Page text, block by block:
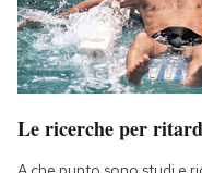
Le ricerche per